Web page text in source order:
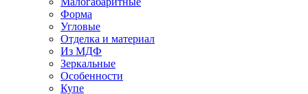
Форма
Угловые
Отделка и материал
Из МДФ
Зеркальные
Особенности
Купе